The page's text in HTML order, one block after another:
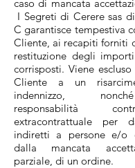
caso di mancata
I Segreti di Cerere sas
C garantisce tempestiva
Cliente, ai recapiti forniti
restituzione degli
corrisposti. Viene
Cliente a un
indennizzo,
responsabilità
extracontrattuale per
indiretti a persone e/o
dalla mancata
parziale, di un ordine.